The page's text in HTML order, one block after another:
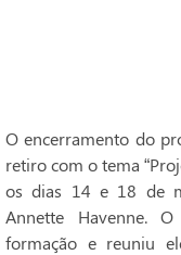
O encerramento do
retiro com o tema
os dias 14 e 18 de
Annette Havenne.
formação e reuniu